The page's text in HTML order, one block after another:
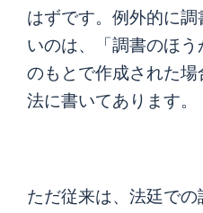
はずです。例外的に
いのは、「調書のほ
のもとで作成された
法に書いてあります。
ただ従来は、法廷で